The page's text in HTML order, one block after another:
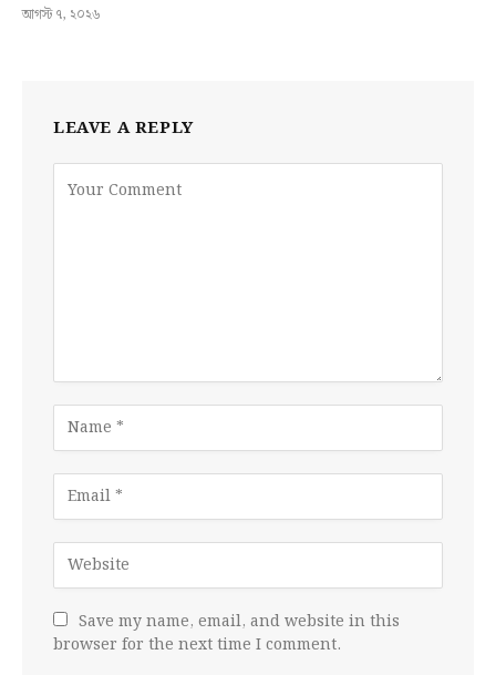
আগস্ট ৭, ২০২৬
LEAVE A REPLY
Save my name, email, and website in this
browser for the next time I comment.